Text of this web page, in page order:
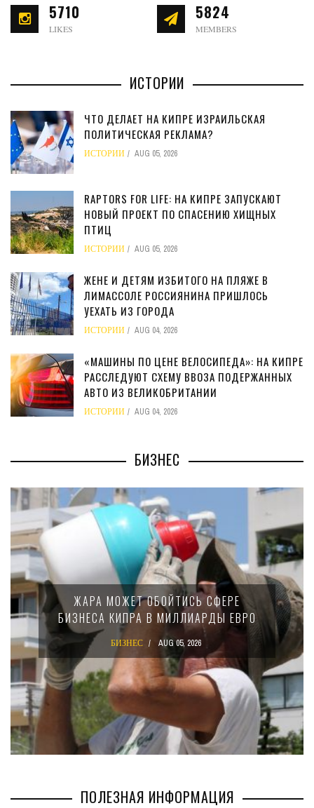
5710
LIKES
5824
MEMBERS
ИСТОРИИ
ЧТО ДЕЛАЕТ НА КИПРЕ ИЗРАИЛЬСКАЯ
ПОЛИТИЧЕСКАЯ РЕКЛАМА?
ИСТОРИИ AUG 05, 2026
RAPTORS FOR LIFE: НА КИПРЕ ЗАПУСКАЮТ
НОВЫЙ ПРОЕКТ ПО СПАСЕНИЮ ХИЩНЫХ
ПТИЦ
ИСТОРИИ AUG 05, 2026
ЖЕНЕ И ДЕТЯМ ИЗБИТОГО НА ПЛЯЖЕ В
ЛИМАССОЛЕ РОССИЯНИНА ПРИШЛОСЬ
УЕХАТЬ ИЗ ГОРОДА
ИСТОРИИ AUG 04, 2026
«МАШИНЫ ПО ЦЕНЕ ВЕЛОСИПЕДА»: НА КИПРЕ
РАССЛЕДУЮТ СХЕМУ ВВОЗА ПОДЕРЖАННЫХ
АВТО ИЗ ВЕЛИКОБРИТАНИИ
ИСТОРИИ AUG 04, 2026
БИЗНЕС
ЖАРА МОЖЕТ ОБОЙТИСЬ СФЕРЕ
БИЗНЕСА КИПРА В МИЛЛИАРДЫ ЕВРО
БИЗНЕС AUG 05, 2026
ПОЛЕЗНАЯ ИНФОРМАЦИЯ